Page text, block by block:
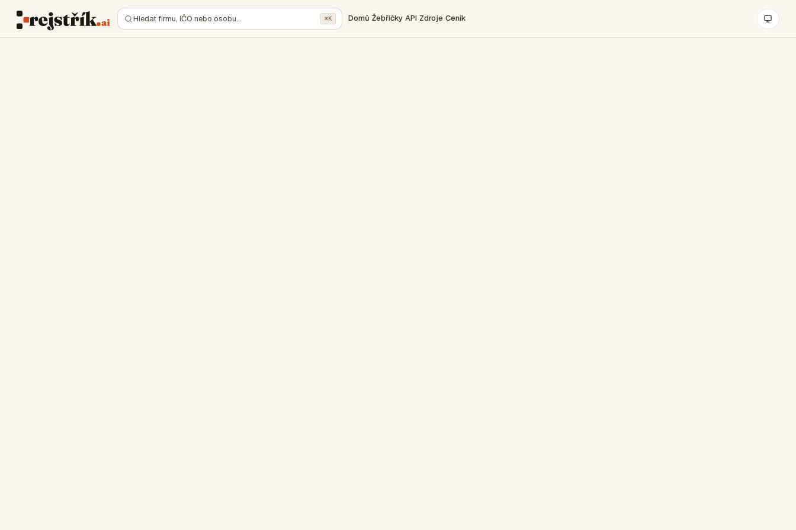
Hledat firmu, IČO nebo osobu… ⌘K Domů Žebříčky API Zdroje Ceník